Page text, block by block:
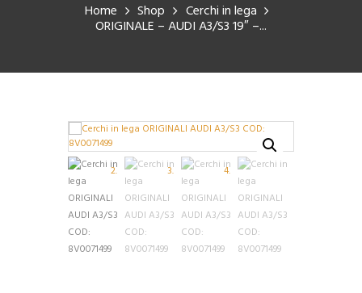
Home Shop Cerchi in lega
ORIGINALE – AUDI A3/S3 19″ –...